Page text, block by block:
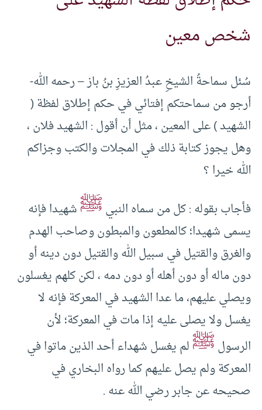
شخص معين
سُئل سماحةُ الشيخِ عبدُ العزيزِ بنُ باز – رحمه الله-
أرجو من سماحتكم إفتائي في حكم إطلاق لفظة (
الشهيد ) على المعين ، مثل أن أقول : الشهيد فلان ،
وهل يجوز كتابة ذلك في المجلات والكتب وجزاكم
الله خيرا ؟
فأجاب بقوله : كل من سماه النبيﷺشهيدا فإنه
يسمى شهيدا؛ كالمطعون والمبطون وصاحب الهدم
والغرق والقتيل في سبيل الله والقتيل دون دينه أو
دون ماله أو دون أهله أو دون دمه ، لكن كلهم يغسلون
ويصلي عليهم، ما عدا الشهيد في المعركة فإنه لا
يغسل ولا يصلى عليه إذا مات في المعركة؛ لأن
الرسولﷺلم يغسل شهداء أحد الذين ماتوا في
المعركة ولم يصل عليهم كما رواه البخاري في
صحيحه عن جابر رضي الله عنه .